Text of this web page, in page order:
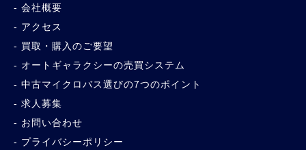
会社概要
アクセス
買取・購入のご要望
オートギャラクシーの売買システム
中古マイクロバス選びの7つのポイント
求人募集
お問い合わせ
プライバシーポリシー